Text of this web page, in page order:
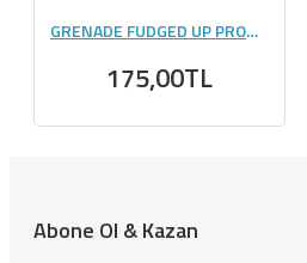
GRENADE FUDGED UP PROTEIN BAR 60 GR 1 ADET
175,00TL
Abone Ol & Kazan